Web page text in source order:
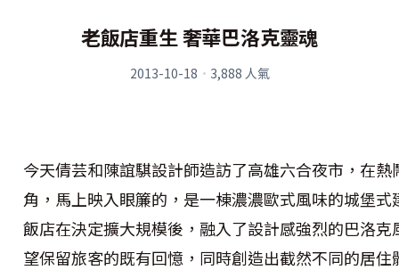
老飯店重生 奢華巴洛克靈魂
2013-10-18 · 3,888 人氣
今天倩芸和陳誼騏設計師造訪了高雄六合夜市，在
角，馬上映入眼簾的，是一棟濃濃歐式風味的城堡
飯店在決定擴大規模後，融入了設計感強烈的巴洛
望保留旅客的既有回憶，同時創造出截然不同的居